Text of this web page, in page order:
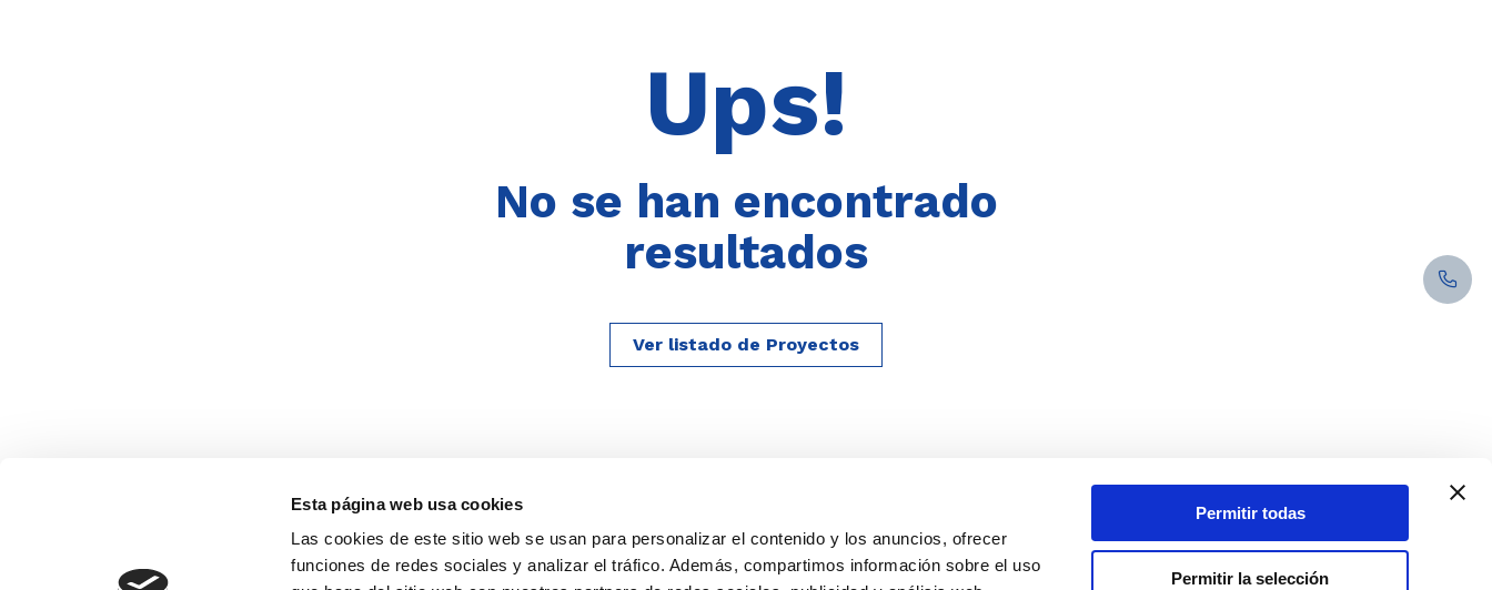
Esta página web usa cookies
Las cookies de este sitio web se usan para personalizar el contenido y los anuncios, ofrecer
funciones de redes sociales y analizar el tráfico. Además, compartimos información sobre el uso
Permitir todas
Permitir la selección
Ups!
No se han encontrado
resultados
Ver listado de Proyectos